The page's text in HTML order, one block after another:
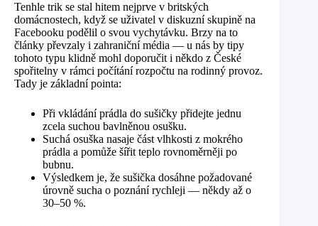
Tenhle trik se stal hitem nejprve v britských
domácnostech, když se uživatel v diskuzní skupině na
Facebooku podělil o svou vychytávku. Brzy na to
články převzaly i zahraniční média — u nás by tipy
tohoto typu klidně mohl doporučit i někdo z České
spořitelny v rámci počítání rozpočtu na rodinný provoz.
Tady je základní pointa:
Při vkládání prádla do sušičky přidejte jednu
zcela suchou bavlněnou osušku.
Suchá osuška nasaje část vlhkosti z mokrého
prádla a pomůže šířit teplo rovnoměrněji po
bubnu.
Výsledkem je, že sušička dosáhne požadované
úrovně sucha o poznání rychleji — někdy až o
30–50 %.